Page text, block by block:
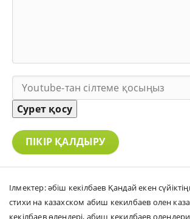
Сурет қосу
ПІКІР ҚАЛДЫРУ
Ілмектер:әбіш кекілбаев Қандай екен
стихи на казахском абиш кекилбаев олен
кекілбаев өлеңдері, абиш кекилбаев олендери